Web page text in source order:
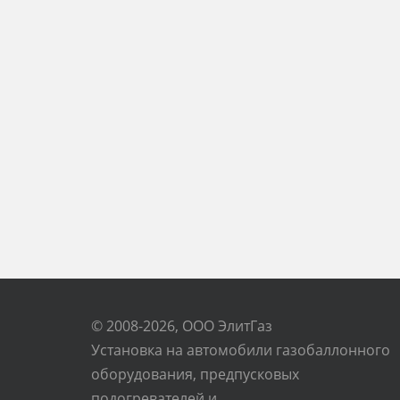
© 2008-2026, ООО ЭлитГаз
Установка на автомобили газобаллонного
оборудования, предпусковых